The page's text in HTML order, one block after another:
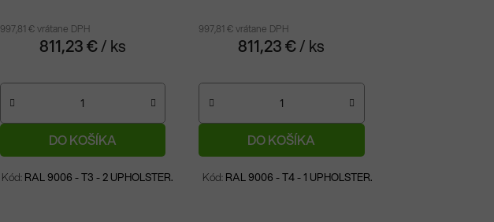
997,81 € vrátane DPH
811,23 €/ ks
DO KOŠÍKA
Na objednávku
Kód: RAL 9006 - T3 - 2 UPHOLSTER.
997,81 € vrátane DPH
811,23 €/ ks
DO KOŠÍKA
Na objednávku
Kód: RAL 9006 - T4 - 1 UPHOLSTER.